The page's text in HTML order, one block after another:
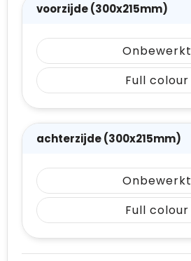
voorzijde (300x215mm)
Onbewerkt
Full colour
achterzijde (300x215mm)
Onbewerkt
Full colour